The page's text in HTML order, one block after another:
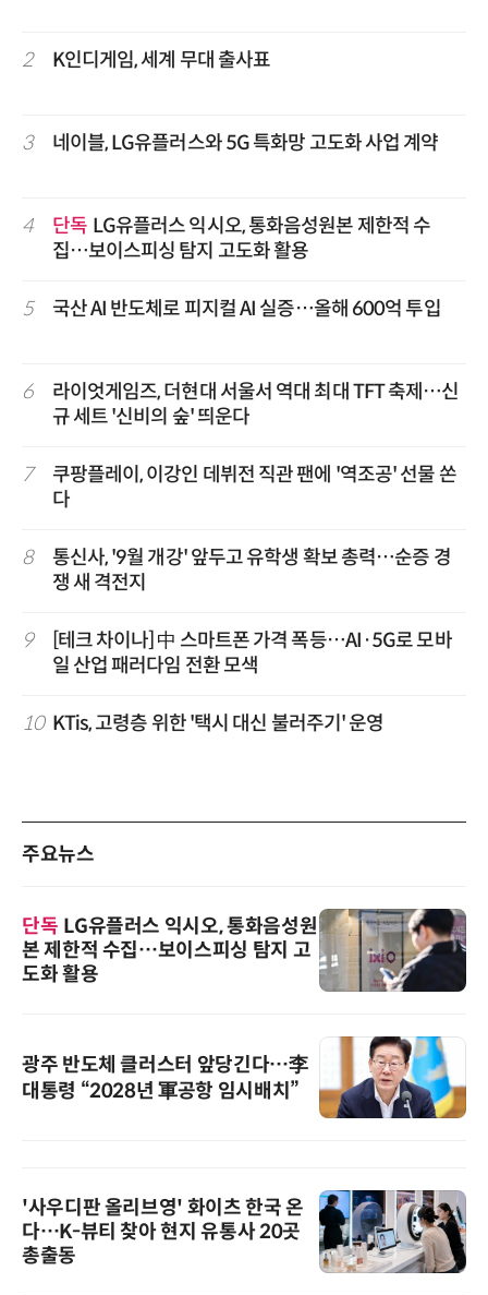
2 K인디게임, 세계 무대 출사표
3 네이블, LG유플러스와 5G 특화망 고도화 사업 계약
4 단독 LG유플러스 익시오, 통화음성원본 제한적 수
집…보이스피싱 탐지 고도화 활용
5 국산 AI 반도체로 피지컬 AI 실증…올해 600억 투입
6
라이엇게임즈, 더현대 서울서 역대 최대 TFT 축제…신
규 세트 '신비의 숲' 띄운다
7
쿠팡플레이, 이강인 데뷔전 직관 팬에 '역조공' 선물 쏜
다
8
통신사, '9월 개강' 앞두고 유학생 확보 총력…순증 경
쟁 새 격전지
9
[테크 차이나] 中 스마트폰 가격 폭등…AI·5G로 모바
일 산업 패러다임 전환 모색
10 KTis, 고령층 위한 '택시 대신 불러주기' 운영
주요뉴스
단독 LG유플러스 익시오, 통화음성원
본 제한적 수집…보이스피싱 탐지 고
도화 활용
광주 반도체 클러스터 앞당긴다…李
대통령 “2028년 軍공항 임시배치”
'사우디판 올리브영' 화이츠 한국 온
다…K-뷰티 찾아 현지 유통사 20곳
총출동